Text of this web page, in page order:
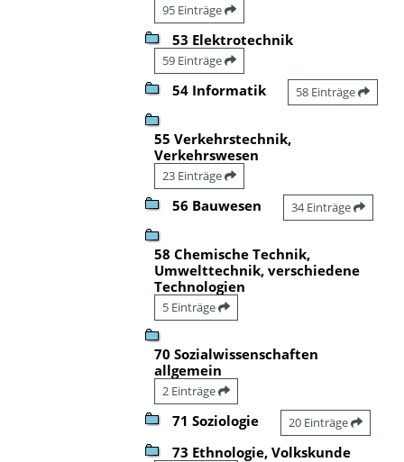
95 Einträge
53 Elektrotechnik
59 Einträge
54 Informatik 58 Einträge
55 Verkehrstechnik,
Verkehrswesen
23 Einträge
56 Bauwesen 34 Einträge
58 Chemische Technik,
Umwelttechnik, verschiedene
Technologien
5 Einträge
70 Sozialwissenschaften
allgemein
2 Einträge
71 Soziologie 20 Einträge
73 Ethnologie, Volkskunde